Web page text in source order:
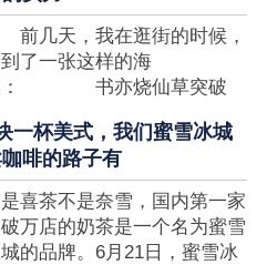
经济发展水准提升，奶茶饮品
发展趋势快速，因此 这一
造行业有着十分....
几天，我在逛街的时候，
了一张这样的海
： 书亦烧仙草突破
这个连名字都没怎么听过的
店，怎么就悄咪咪地开了这
多家了？ 也许大家对
家店是什么量级没什么概
我来给对....
一杯美式，我们蜜雪冰城
啡的路子有
喜茶不是奈雪，国内第一家
万店的奶茶是一个名为蜜雪
的品牌。6月21日，蜜雪冰